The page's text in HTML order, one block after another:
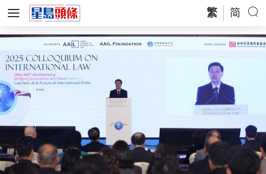
繁 简